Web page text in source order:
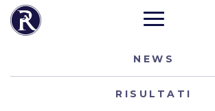
NEWS
RISULTATI